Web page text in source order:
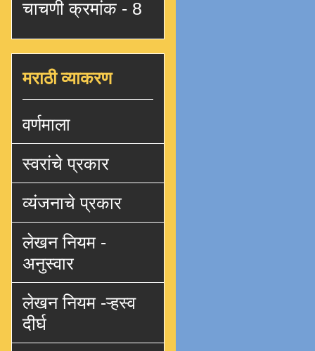
चाचणी क्रमांक - 8
मराठी व्याकरण
वर्णमाला
स्वरांचे प्रकार
व्यंजनाचे प्रकार
लेखन नियम -
अनुस्वार
लेखन नियम -ऱ्हस्व
दीर्घ